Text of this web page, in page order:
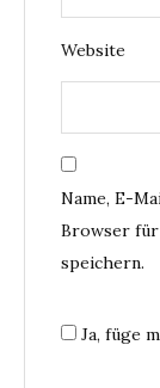
Website
Name, E-
Browser für
speichern.
Ja, füge